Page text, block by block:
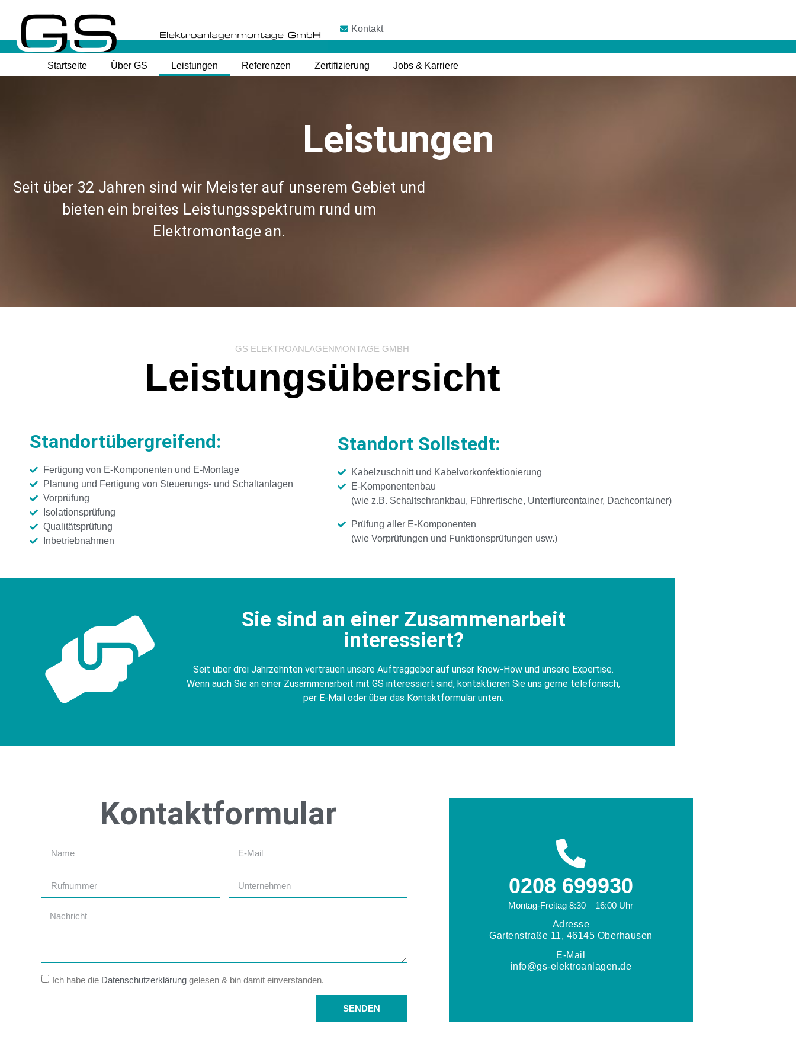
Kontakt
Startseite Über GS Leistungen Referenzen Zertifizierung Jobs & Karriere
Leistungen
Seit über 32 Jahren sind wir Meister auf unserem Gebiet und
bieten ein breites Leistungsspektrum rund um
Elektromontage an.
GS ELEKTROANLAGENMONTAGE GMBH
Leistungsübersicht
Standortübergreifend:
Fertigung von E-Komponenten und E-Montage
Planung und Fertigung von Steuerungs- und Schaltanlagen
Vorprüfung
Isolationsprüfung
Qualitätsprüfung
Inbetriebnahmen
Standort Sollstedt:
Kabelzuschnitt und Kabelvorkonfektionierung
E-Komponentenbau
(wie z.B. Schaltschrankbau, Führertische, Unterflurcontainer, Dachcontainer)
Prüfung aller E-Komponenten
(wie Vorprüfungen und Funktionsprüfungen usw.)
Sie sind an einer Zusammenarbeit
interessiert?​
Seit über drei Jahrzehnten vertrauen unsere Auftraggeber auf unser Know-How und unsere Expertise.
Wenn auch Sie an einer Zusammenarbeit mit GS interessiert sind, kontaktieren Sie uns gerne telefonisch,
per E-Mail oder über das Kontaktformular unten.
Kontaktformular
Ich habe die Datenschutzerklärung gelesen & bin damit einverstanden.
SENDEN
0208 699930
Montag-Freitag 8:30 – 16:00 Uhr
Adresse
Gartenstraße 11, 46145 Oberhausen
E-Mail
info@gs-elektroanlagen.de